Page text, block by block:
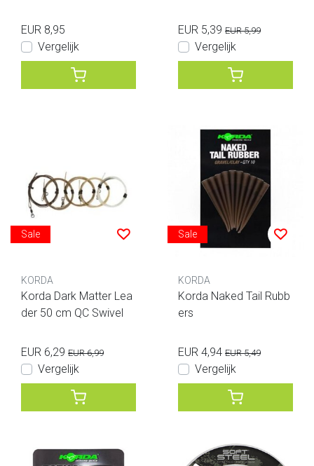
EUR 8,95
Vergelijk
EUR 5,39 EUR 5,99
Vergelijk
Sale
KORDA
Korda Dark Matter Lea
der 50 cm QC Swivel
EUR 6,29 EUR 6,99
Vergelijk
Sale
KORDA
Korda Naked Tail Rubb
ers
EUR 4,94 EUR 5,49
Vergelijk